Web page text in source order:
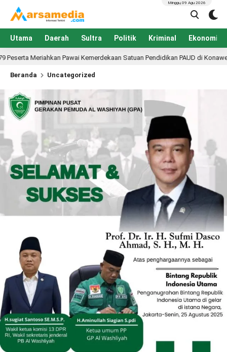
Utama Daerah Sultra Politik Kriminal Ekonomi
Minggu, 09 Agu 2026
Kemerdekaan Satuan Pendidikan PAUD di Konawe, Dibuka PLT Kadis
Beranda Uncategorized